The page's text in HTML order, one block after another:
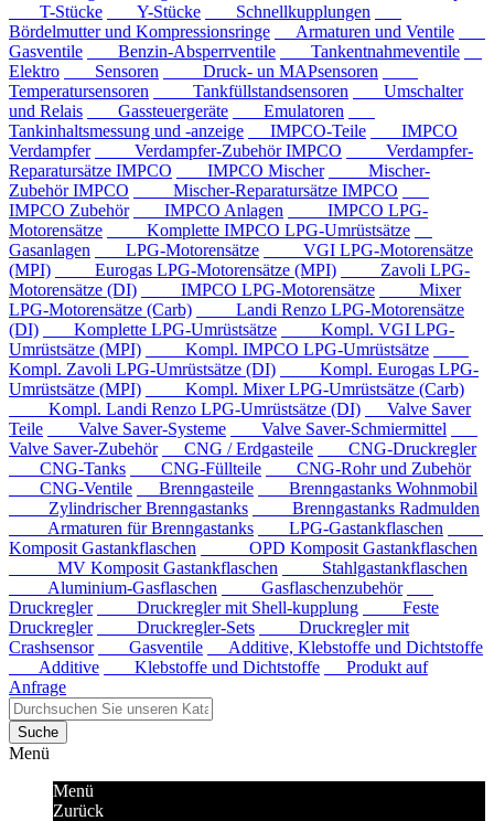
T-Stücke
Y-Stücke
Schnellkupplungen
Bördelmutter und Kompressionsringe
Armaturen und Ventile
Gasventile
Benzin-Absperrventile
Tankentnahmeventile
Elektro
Sensoren
Druck- un MAPsensoren
Temperatursensoren
Tankfüllstandsensoren
Umschalter
und Relais
Gassteuergeräte
Emulatoren
Tankinhaltsmessung und -anzeige
IMPCO-Teile
IMPCO
Verdampfer
Verdampfer-Zubehör IMPCO
Verdampfer-
Reparatursätze IMPCO
IMPCO Mischer
Mischer-
Zubehör IMPCO
Mischer-Reparatursätze IMPCO
IMPCO Zubehör
IMPCO Anlagen
IMPCO LPG-
Motorensätze
Komplette IMPCO LPG-Umrüstsätze
Gasanlagen
LPG-Motorensätze
VGI LPG-Motorensätze
(MPI)
Eurogas LPG-Motorensätze (MPI)
Zavoli LPG-
Motorensätze (DI)
IMPCO LPG-Motorensätze
Mixer
LPG-Motorensätze (Carb)
Landi Renzo LPG-Motorensätze
(DI)
Komplette LPG-Umrüstsätze
Kompl. VGI LPG-
Umrüstsätze (MPI)
Kompl. IMPCO LPG-Umrüstsätze
Kompl. Zavoli LPG-Umrüstsätze (DI)
Kompl. Eurogas LPG-
Umrüstsätze (MPI)
Kompl. Mixer LPG-Umrüstsätze (Carb)
Kompl. Landi Renzo LPG-Umrüstsätze (DI)
Valve Saver
Teile
Valve Saver-Systeme
Valve Saver-Schmiermittel
Valve Saver-Zubehör
CNG / Erdgasteile
CNG-Druckregler
CNG-Tanks
CNG-Füllteile
CNG-Rohr und Zubehör
CNG-Ventile
Brenngasteile
Brenngastanks Wohnmobil
Zylindrischer Brenngastanks
Brenngastanks Radmulden
Armaturen für Brenngastanks
LPG-Gastankflaschen
Komposit Gastankflaschen
OPD Komposit Gastankflaschen
MV Komposit Gastankflaschen
Stahlgastankflaschen
Aluminium-Gasflaschen
Gasflaschenzubehör
Druckregler
Druckregler mit Shell-kupplung
Feste
Druckregler
Druckregler-Sets
Druckregler mit
Crashsensor
Gasventile
Additive, Klebstoffe und Dichtstoffe
Additive
Klebstoffe und Dichtstoffe
Produkt auf
Anfrage
Suche
Menü
Menü
Zurück